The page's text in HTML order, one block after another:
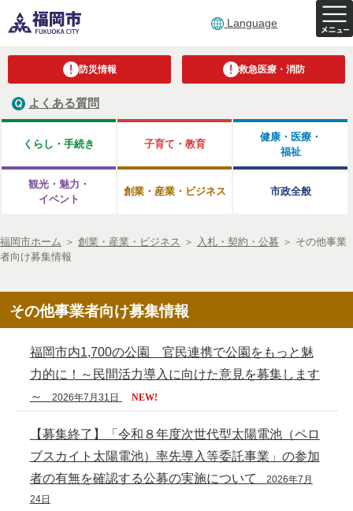
Language
防災情報 救急医療・消防
よくある質問
くらし・手続き 子育て・教育
健康・医療・
福祉
観光・魅力・
イベント
創業・産業・ビジネス 市政全般
福岡市ホーム ＞ 創業・産業・ビジネス ＞ 入札・契約・公募 ＞ その他事業
者向け募集情報
その他事業者向け募集情報
福岡市内1,700の公園 官民連携で公園をもっと魅
力的に！～民間活力導入に向けた意見を募集します
～
2026年7月31日 NEW!
【募集終了】「令和８年度次世代型太陽電池（ペロ
ブスカイト太陽電池）率先導入等委託事業」の参加
者の有無を確認する公募の実施について
2026年7月
24日